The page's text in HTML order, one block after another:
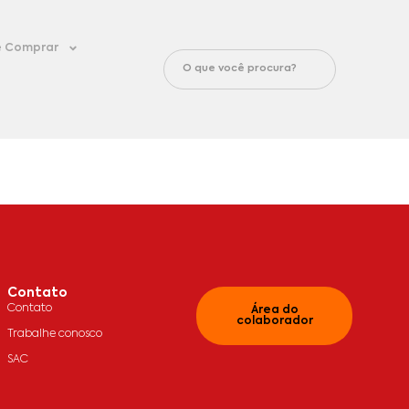
Comprar
Contato
Contato
Trabalhe conosco
SAC
Área do
colaborador